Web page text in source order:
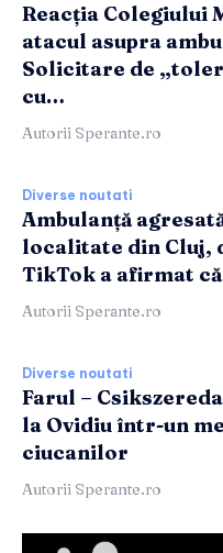
Reacția Colegiului
atacul asupra
Solicitare de
cu…
Autorii Sperante.ro
Diverse noutati
Ambulanță
localitate din Cluj,
TikTok a afirmat
Autorii Sperante.ro
Diverse noutati
Farul –
la Ovidiu într-un
ciucanilor
Autorii Sperante.ro